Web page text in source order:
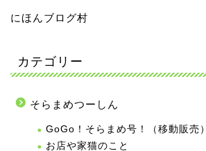
にほんブログ村
カテゴリー
そらまめつーしん
GoGo！そらまめ号！（移動販売）
お店や家猫のこと